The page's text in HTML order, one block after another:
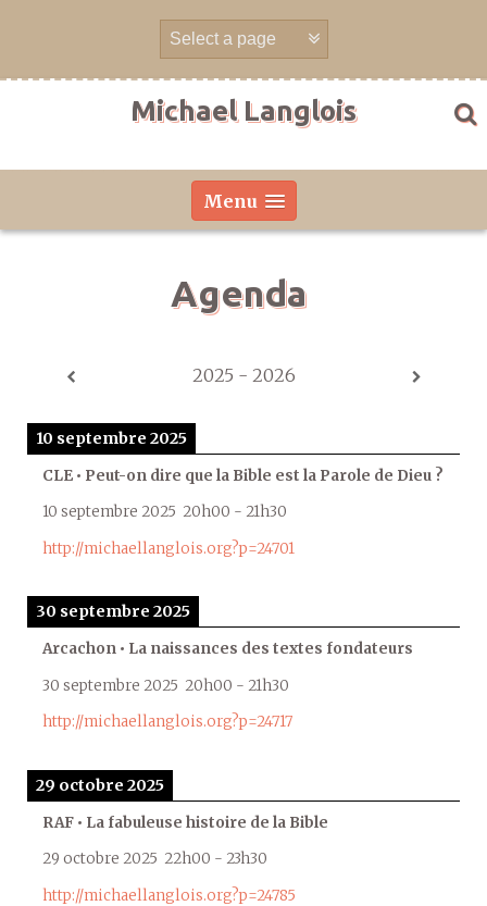
Michael Langlois
Menu
Agenda
2025 - 2026
10 septembre 2025
CLE • Peut-on dire que la Bible est la Parole de Dieu ?
10 septembre 2025 20h00 - 21h30
http://michaellanglois.org?p=24701
30 septembre 2025
Arcachon • La naissances des textes fondateurs
30 septembre 2025 20h00 - 21h30
http://michaellanglois.org?p=24717
29 octobre 2025
RAF • La fabuleuse histoire de la Bible
29 octobre 2025 22h00 - 23h30
http://michaellanglois.org?p=24785